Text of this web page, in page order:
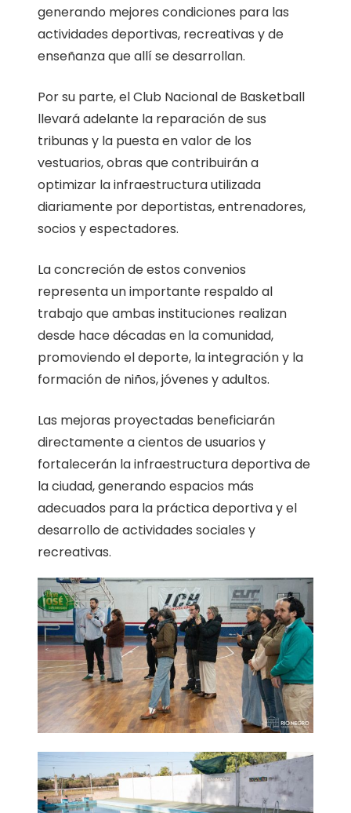
generando mejores condiciones para las
actividades deportivas, recreativas y de
enseñanza que allí se desarrollan.
Por su parte, el Club Nacional de Basketball
llevará adelante la reparación de sus
tribunas y la puesta en valor de los
vestuarios, obras que contribuirán a
optimizar la infraestructura utilizada
diariamente por deportistas, entrenadores,
socios y espectadores.
La concreción de estos convenios
representa un importante respaldo al
trabajo que ambas instituciones realizan
desde hace décadas en la comunidad,
promoviendo el deporte, la integración y la
formación de niños, jóvenes y adultos.
Las mejoras proyectadas beneficiarán
directamente a cientos de usuarios y
fortalecerán la infraestructura deportiva de
la ciudad, generando espacios más
adecuados para la práctica deportiva y el
desarrollo de actividades sociales y
recreativas.